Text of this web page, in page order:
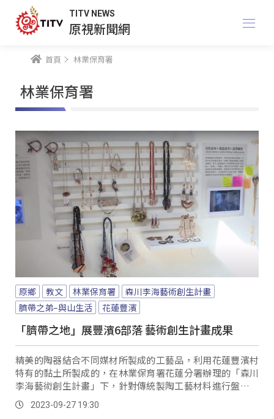
TITV NEWS
原視新聞網
首頁 林業保育署
林業保育署
原鄉 教文 林業保育署
森川李海藝術創生計畫
臍帶之弟–與山生活
花蓮豐濱
「臍帶之地」展豐濱6部落 藝術創生計畫成果
精美的陶器結合不同媒材所製成的工藝品，利用花蓮豐濱村
特有的黏土所製成的，在林業保育署花蓮分署辦理的「森川
李海藝術創生計畫」下，針對傳統製陶工藝材料進行盤點、
調查，並分析過往產業與地方發展的關係；再讓藝術家進駐
到部落，進行交流與材料實驗，讓部落的自然資源在時代的
2023-09-27 19:30